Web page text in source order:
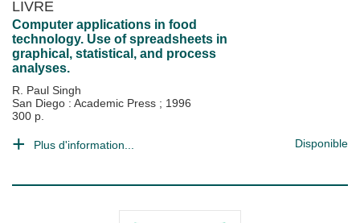
LIVRE
Computer applications in food
technology. Use of spreadsheets in
graphical, statistical, and process
analyses.
R. Paul Singh
San Diego : Academic Press ; 1996
300 p.
Plus d'information... Disponible